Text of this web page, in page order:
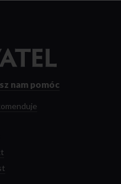
strony
nam pomóc